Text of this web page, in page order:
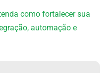
como fortalecer sua
automação e